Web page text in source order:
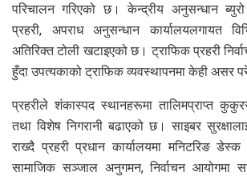
परिचालन गरिएको छ। केन्द्रीय अनुसन्धान
प्रहरी, अपराध अनुसन्धान कार्यालयलगायत
अतिरिक्त टोली खटाइएको छ। ट्राफिक प्रहरी
हुँदा उपत्यकाको ट्राफिक व्यवस्थापनमा केही असर
प्रहरीले शंकास्पद स्थानहरूमा तालिमप्राप्त
तथा विशेष निगरानी बढाएको छ। साइबर
राख्दै प्रहरी प्रधान कार्यालयमा मनिटरिङ
सामाजिक सञ्जाल अनुगमन, निर्वाचन आयोगमा